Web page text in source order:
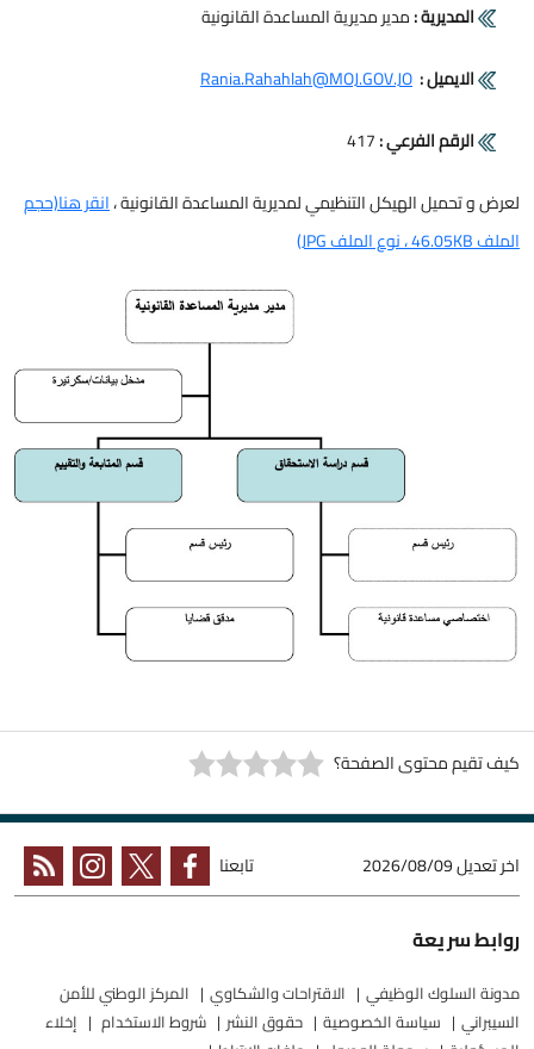
المديرية :مدير مديرية المساعدة القانونية
الايميل : Rania.Rahahlah@MOJ.GOV.JO
الرقم الفرعي :
لعرض و تحميل الهيكل التنظيمي لمديرية المساعدة القانونية ،انقر هنا(حجم
الملف 46.05KB ، نوع الملف JPG)
كيف تقيم محتوى الصفحة؟
اخر تعديل2026/08/09 تابعنا
روابط سريعة
مدونة السلوك الوظيفي الاقتراحات والشكاوي
المركز الوطني للأمن
السيبراني
سياسة الخصوصية حقوق النشر شروط الاستخدام
إخلاء